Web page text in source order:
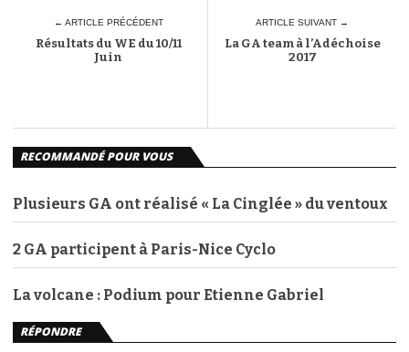
← ARTICLE PRÉCÉDENT
Résultats du WE du 10/11
Juin
ARTICLE SUIVANT →
La GA team à l’Adéchoise
2017
RECOMMANDÉ POUR VOUS
Plusieurs GA ont réalisé « La Cinglée » du ventoux
2 GA participent à Paris-Nice Cyclo
La volcane : Podium pour Etienne Gabriel
RÉPONDRE